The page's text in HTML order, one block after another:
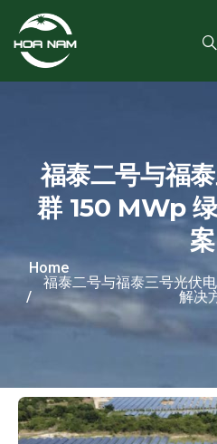
福泰二号与福
群 150 MWp
案
Home
福泰二号与福泰三号光伏
解决